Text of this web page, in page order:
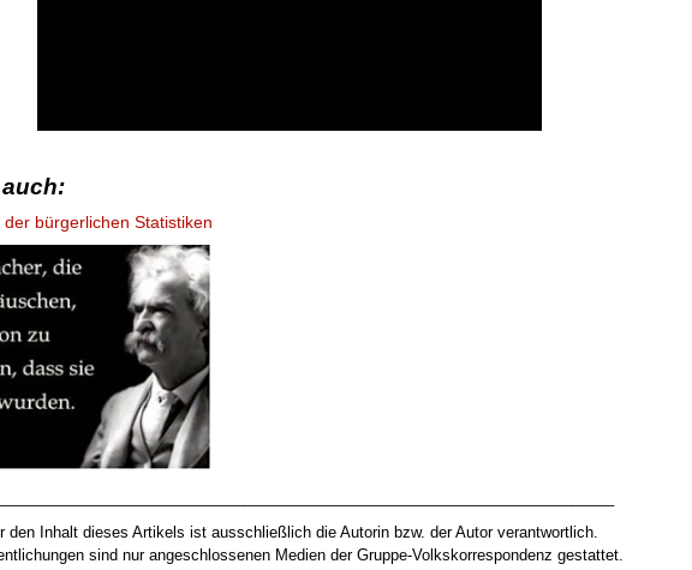
bürgerlichen Statistiken
den Inhalt dieses Artikels ist ausschließlich die Autorin bzw. der Autor verantwortlich.
sind nur angeschlossenen Medien der Gruppe-Volkskorrespondenz gestattet.